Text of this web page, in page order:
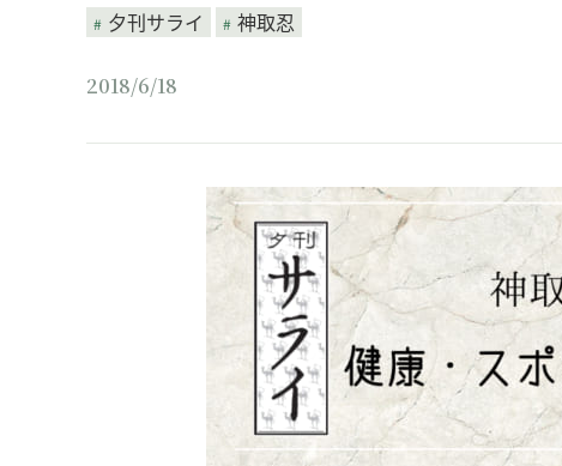
夕刊サライ
神取忍
2018/6/18